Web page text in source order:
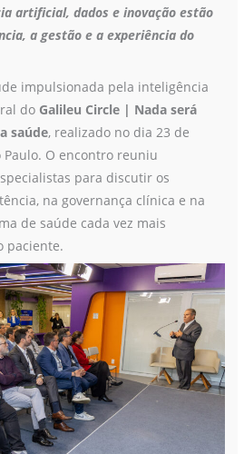
artificial, dados e inovação estão
a gestão e a experiência do
impulsionada pela inteligência
do Galileu Circle | Nada será
saúde, realizado no dia 23 de
Paulo. O encontro reuniu
para discutir os
na governança clínica e na
de saúde cada vez mais
paciente.